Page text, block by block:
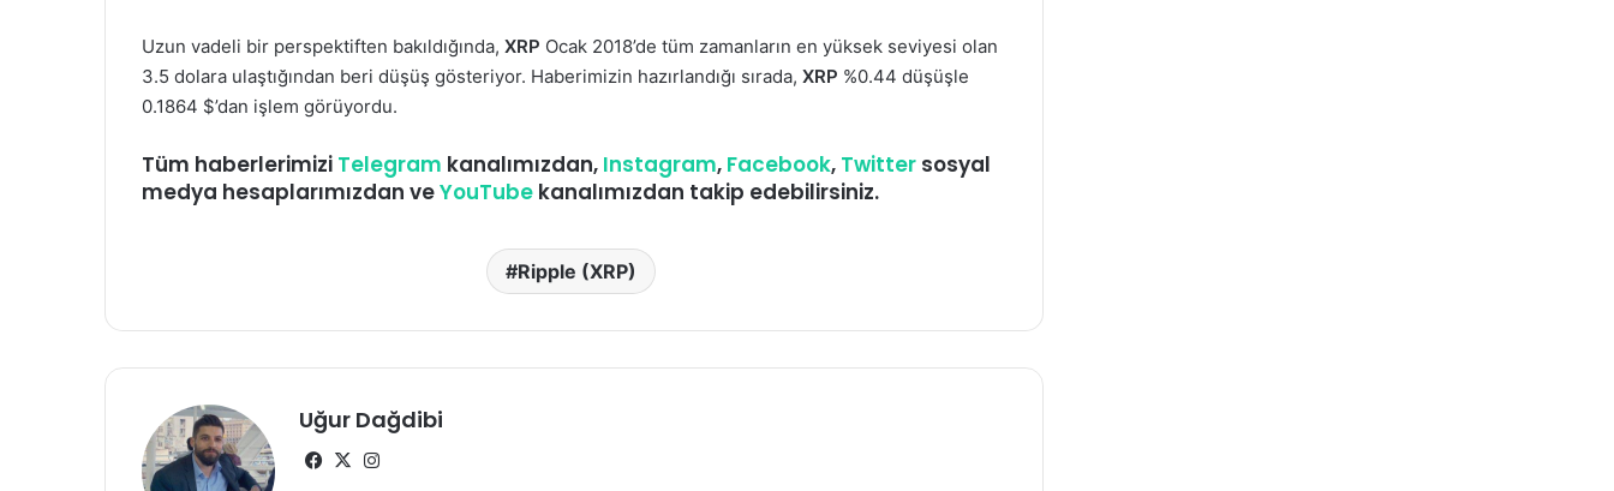
Uzun vadeli bir perspektiften bakıldığında, XRP Ocak 2018’de tüm zamanların en yüksek seviyesi olan
3.5 dolara ulaştığından beri düşüş gösteriyor. Haberimizin hazırlandığı sırada, XRP %0.44 düşüşle
0.1864 $’dan işlem görüyordu.
Tüm haberlerimizi Telegram kanalımızdan, Instagram, Facebook, Twitter sosyal
medya hesaplarımızdan veYouTube kanalımızdan takip edebilirsiniz.
Ripple (XRP)
Uğur Dağdibi
Facebook
X